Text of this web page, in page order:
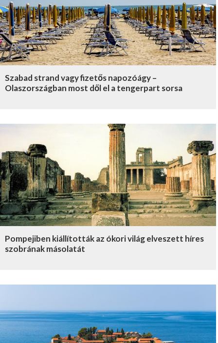
Szabad strand vagy fizetős napozóágy –
Olaszországban most dől el a tengerpart sorsa
Pompejiben kiállították az ókori világ elveszett híres
szobrának másolatát